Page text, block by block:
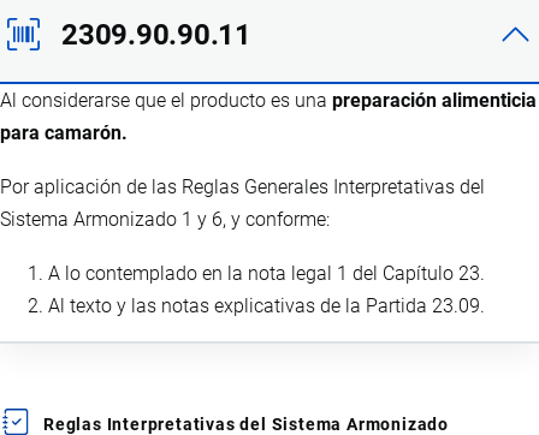
2309.90.90.11
Al considerarse que el producto es una preparación alimenticia
para camarón.
Por aplicación de las Reglas Generales Interpretativas del
Sistema Armonizado 1 y 6, y conforme:
A lo contemplado en la nota legal 1 del Capítulo 23.
Al texto y las notas explicativas de la Partida 23.09.
Reglas Interpretativas del Sistema Armonizado